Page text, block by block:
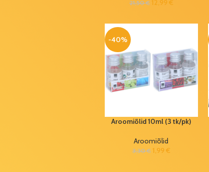
21,50€ 12,99 €
-40%
Aroomiõlid 10ml (3 tk/pk)
Aroomiõlid
3,30€ 1,99€